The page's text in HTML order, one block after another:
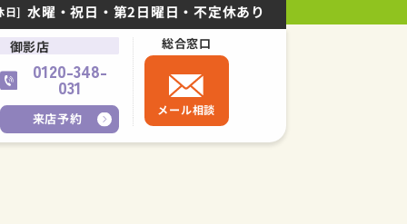
日] 水曜・祝日・第2日曜日・不定休あり
御影店
0120-348-
031
来店予約
総合窓口
メール相談